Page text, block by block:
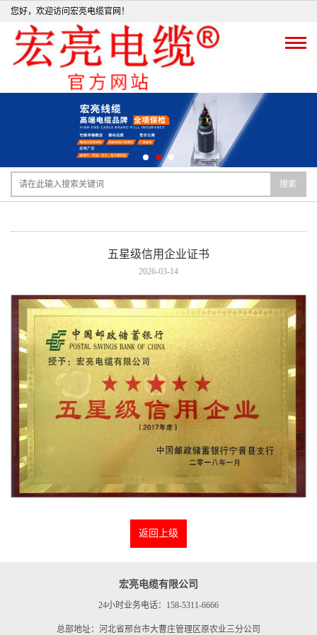
您好，欢迎访问宏亮电缆官网！
搜索
五星级信用企业证书
2026-03-14
返回上级
宏亮电缆有限公司
24小时业务电话：158-5311-6666
总部地址：河北省邢台市大曹庄管理区原农业三分公司